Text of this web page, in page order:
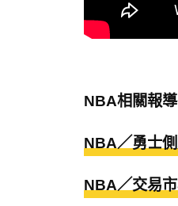
NBA相關報導
NBA／勇士
NBA／交易